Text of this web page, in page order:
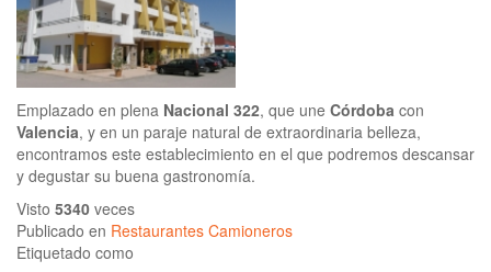
Emplazado en plena Nacional 322, que une Córdoba con
Valencia, y en un paraje natural de extraordinaria belleza,
encontramos este establecimiento en el que podremos descansar
y degustar su buena gastronomía.
Visto 5340 veces
Publicado en Restaurantes Camioneros
Etiquetado como